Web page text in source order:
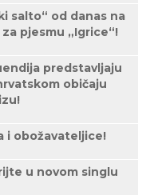
salto“ od danas na
pjesmu „Igrice“!
predstavljaju
običaju
i obožavateljice!
u novom singlu